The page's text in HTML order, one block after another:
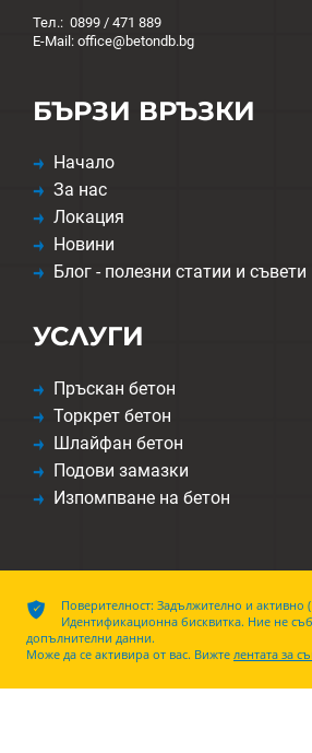
Тел.: 0899 / 471 889
E-Mail: office@betondb.bg
БЪРЗИ ВРЪЗКИ
Начало
За нас
Локация
Новини
Блог - полезни статии и съвети
УСЛУГИ
Пръскан бетон
Торкрет бетон
Шлайфан бетон
Подови замазки
Изпомпване на бетон
Декларация за защита на данните
ͳ
Поверителност: Задължително и активно
Идентификационна бисквитка. Ние не
допълнителни данни.
Може да се активира от вас. Вижте лентата за